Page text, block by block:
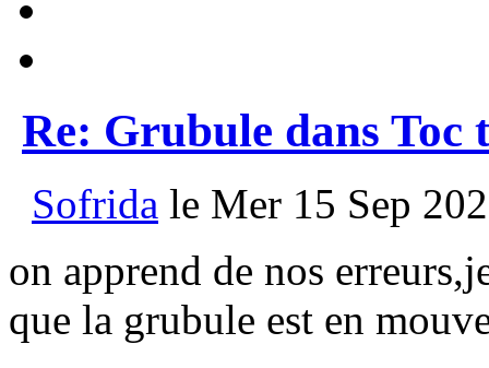
Re: Grubule dans Toc
Sofrida le Mer 15 Sep
on apprend de nos
que la grubule est en